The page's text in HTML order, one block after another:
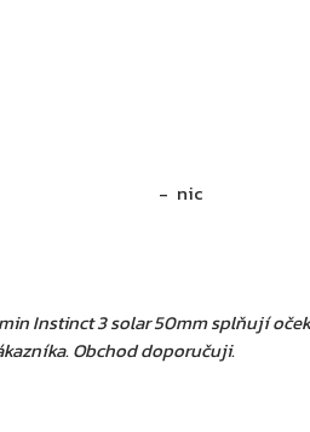
nic
Instinct 3 solar 50mm splňují
Obchod doporučuji.